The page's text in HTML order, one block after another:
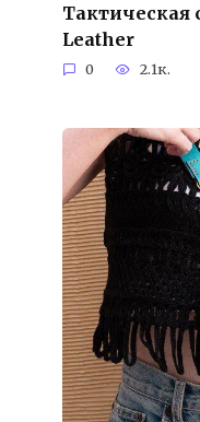
Тактическая
Leather
0 2.1к.